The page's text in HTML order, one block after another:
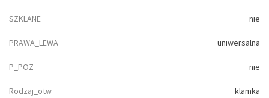
SZKLANE nie
PRAWA_LEWA uniwersalna
P_POZ nie
Rodzaj_otw klamka